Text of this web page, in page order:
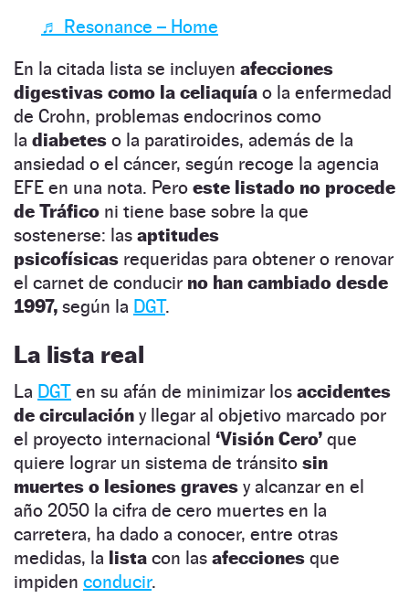
♬ Resonance – Home
En la citada lista se incluyen afecciones
digestivas como la celiaquía o la enfermedad
de Crohn, problemas endocrinos como
la diabetes o la paratiroides, además de la
ansiedad o el cáncer, según recoge la agencia
EFE en una nota. Pero este listado no procede
de Tráfico ni tiene base sobre la que
sostenerse: las aptitudes
psicofísicas requeridas para obtener o renovar
el carnet de conducir no han cambiado desde
1997, según la DGT.
La lista real
La DGT en su afán de minimizar los accidentes
de circulación y llegar al objetivo marcado por
el proyecto internacional ‘Visión Cero’ que
quiere lograr un sistema de tránsito sin
muertes o lesiones graves y alcanzar en el
año 2050 la cifra de cero muertes en la
carretera, ha dado a conocer, entre otras
medidas, la lista con las afecciones que
impiden conducir.